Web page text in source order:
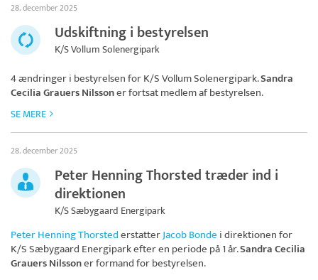
28. december 2025
Udskiftning i bestyrelsen
K/S Vollum Solenergipark
4 ændringer i bestyrelsen forK/S Vollum Solenergipark.Sandra
Cecilia Grauers Nilssoner fortsat medlem af bestyrelsen.
SE MERE
28. december 2025
Peter Henning Thorsted træder ind i
direktionen
K/S Sæbygaard Energipark
Peter Henning ThorstederstatterJacob Bonde i direktionen for
K/S Sæbygaard Energiparkefter en periode på 1 år.Sandra Cecilia
Grauers Nilssoner formand for bestyrelsen.